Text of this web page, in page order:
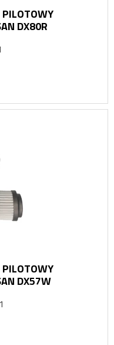
DX80R
DX57W